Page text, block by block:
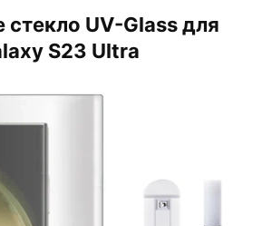
UV-Glass для
S23 Ultra